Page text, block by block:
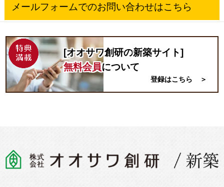
メールフォームでのお問い合わせはこちら
[オオサワ創研の新築サイト]
無料会員について
登録はこちら